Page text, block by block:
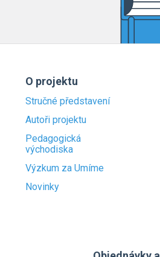
O projektu
Stručné představení
Autoři projektu
Pedagogická
východiska
Výzkum za Umíme
Novinky